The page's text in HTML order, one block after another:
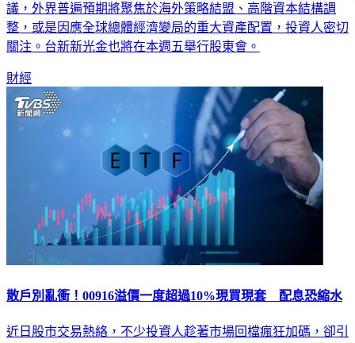
議，外界普遍預期將聚焦於海外策略結盟、高階資本結構調
整，或是因應全球總體經濟變局的重大資產配置，投資人密切
關注。台新新光金也將在本週五舉行股東會。
財經
散戶別亂衝！00916溢價一度超過10%現買現套 配息恐縮水
近日股市交易熱絡，不少投資人趁著市場回檔瘋狂加碼，卻引